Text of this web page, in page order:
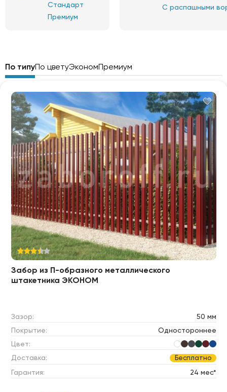
Стандарт
Премиум
С распашными
По типуПо цветуЭкономПремиум
Забор из П-образного металлического
штакетника ЭКОНОМ
Зазор:
50 мм
Покрытие:
Одностороннее
Цвет:
Доставка:
Бесплатно
Гарантия: 24 мес*